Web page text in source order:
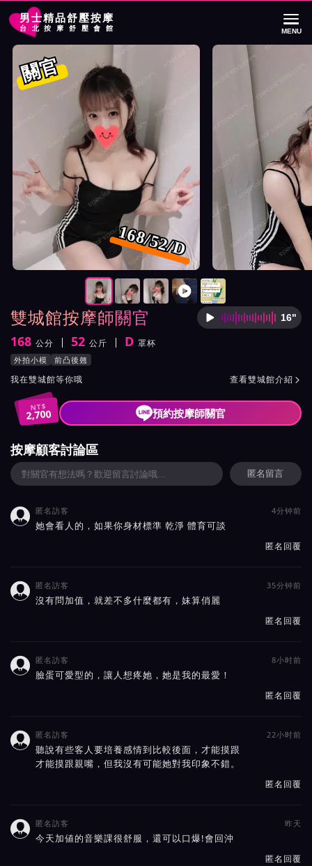
男士精品舒壓按摩
台北按摩舒壓會館 MENU
首頁
雙城館按摩師關官 按摩師
16"
身高
168 公分
體重 52 公斤
罩杯 D 罩杯
按摩師關官服務風格與特色
外拍小模 前凸後翹
按摩師關官所屬按摩會館介紹與班表
我在雙城館等你哦 查看雙城館介紹 
NT$
2,700 預約按摩師關官
雙城館按摩師關官照片展示與影片介紹
關官
168/52/D
按摩師關官照片展示與影片介紹及客戶評價截屏展示
按摩顧客討論區
匿名留言
 匿名訪客 4分钟前
她會看人的，如果你身材標準 乾淨 體育可談
匿名回覆
 匿名訪客 35分钟前
沒有問加值，就差不多什麼都有，妹算俏麗
匿名回覆
 匿名訪客 8小时前
臉蛋可愛型的，讓人想疼她，她是我的最愛！
匿名回覆
 匿名訪客 22小时前
聽說有些客人要培養感情到比較後面，才能摸跟
才能摸跟親嘴，但我沒有可能她對我印象不錯。
匿名回覆
 匿名訪客 昨天
今天加値的音樂課很舒服，還可以口爆!會回沖
匿名回覆